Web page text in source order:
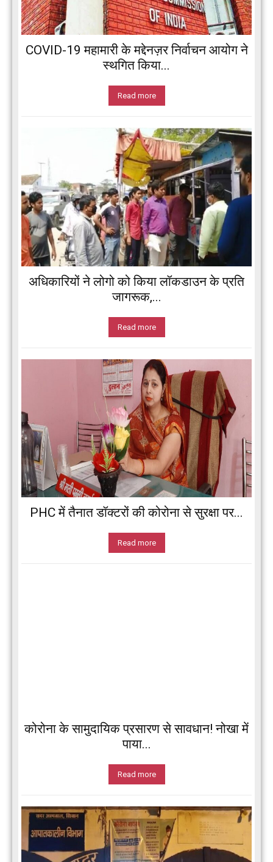
COVID-19 महामारी के मद्देनज़र निर्वाचन आयोग ने
स्थगित किया...
Read more
अधिकारियों ने लोगो को किया लॉकडाउन के प्रति
जागरूक,...
Read more
PHC में तैनात डॉक्टरों की कोरोना से सुरक्षा पर...
Read more
कोरोना के सामुदायिक प्रसारण से सावधान! नोखा में
पाया...
Read more